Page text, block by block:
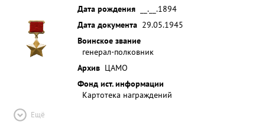
Дата рождения
__.__.1894
Дата документа 29.05.1945
Воинское звание
генерал-полковник
Архив ЦАМО
Фонд ист. информации
Картотека награждений
Ещё